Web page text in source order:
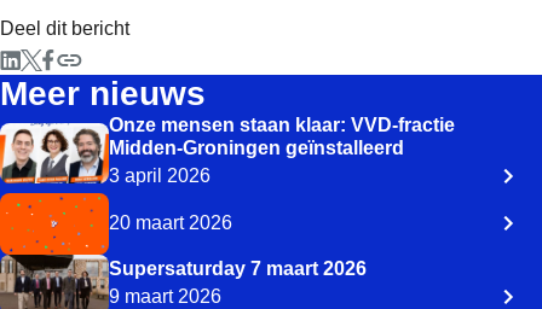
Deel dit bericht
Meer nieuws
Onze mensen staan klaar: VVD-fractie
Midden-Groningen geïnstalleerd
3 april 2026
20 maart 2026
Supersaturday 7 maart 2026
9 maart 2026